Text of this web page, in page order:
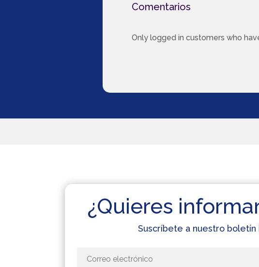
Comentarios
Only logged in customers who
¿Quieres
Suscríbete a nuestro